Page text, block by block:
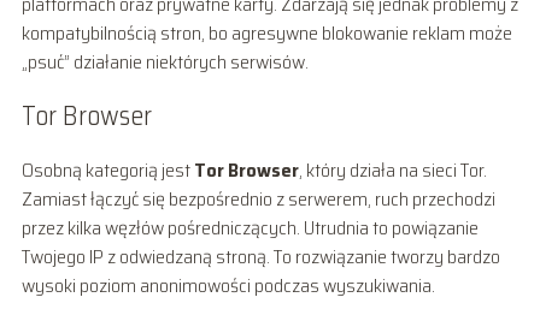
kompatybilnością stron, bo agresywne blokowanie reklam może
„psuć” działanie niektórych serwisów.
Tor Browser
Osobną kategorią jestTor Browser, który działa na sieci Tor.
Zamiast łączyć się bezpośrednio z serwerem, ruch przechodzi
przez kilka węzłów pośredniczących. Utrudnia to powiązanie
Twojego IP z odwiedzaną stroną. To rozwiązanie tworzy bardzo
wysoki poziom anonimowości podczas wyszukiwania.